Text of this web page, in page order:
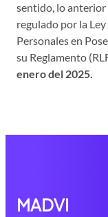
sentido, lo
regulado por la
Personales en
su Reglamento
enero del 2025.
MADVI